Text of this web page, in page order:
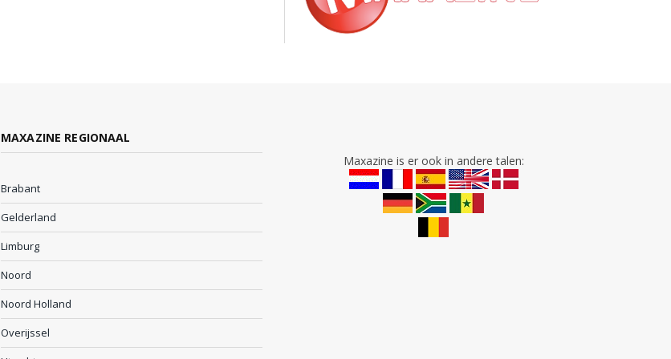
MAXAZINE REGIONAAL
Brabant
Gelderland
Limburg
Noord
Noord Holland
Overijssel
Maxazine is er ook in andere talen: